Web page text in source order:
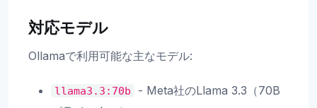
対応モデル
Ollamaで利用可能な主なモデル:
llama3.3:70b
- Meta社のLlama 3.3（70B